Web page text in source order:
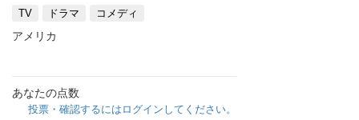
TV ドラマ コメディ
アメリカ
あなたの点数
投票・確認するにはログインしてください。